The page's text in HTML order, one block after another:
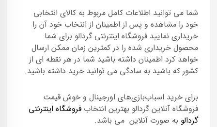
شما می توانید اطلاعات کامل مربوط به کالای انتخابی
خود را مشاهده و پس از اطمینان از انتخاب خود آن را
خریداری نمایید فروشگاه اینترنتی گردالو برای شما
محصول خریداری شده را در کمترین زمان ممکن ارسال
خواهد کرد اطمینان داشته باشید شما در هر نقطه ای از
کشور که باشید به سادگی می توانید خرید داشته باشید.
برای خرید اسباب‌بازی‌های اورجینال و خوش قیمت
فروشگاه آنلاین گردالو بهترین انتخاب فروشگاه اینترنتی
گردالو به صورت آنلاین می باشد.